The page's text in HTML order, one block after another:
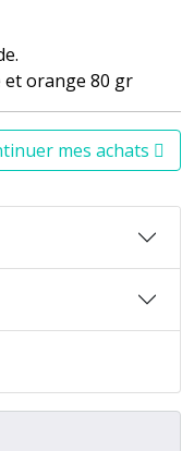
et orange 80 gr
mes achats